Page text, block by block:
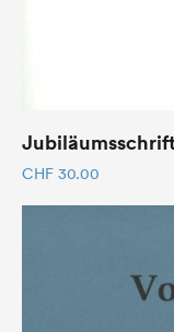
Jubiläumsschrift
CHF 30.00